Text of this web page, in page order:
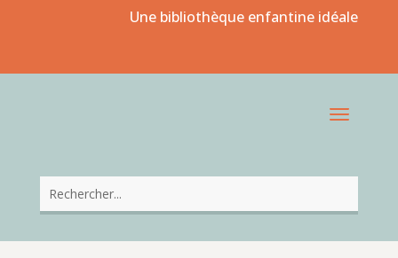
Une bibliothèque enfantine idéale